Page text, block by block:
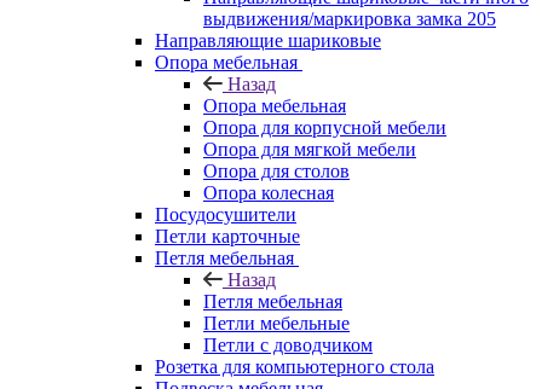
выдвижения/маркировка замка 205
Направляющие шариковые
Опора мебельная
Назад
Опора мебельная
Опора для корпусной мебели
Опора для мягкой мебели
Опора для столов
Опора колесная
Посудосушители
Петли карточные
Петля мебельная
Назад
Петля мебельная
Петли мебельные
Петли с доводчиком
Розетка для компьютерного стола